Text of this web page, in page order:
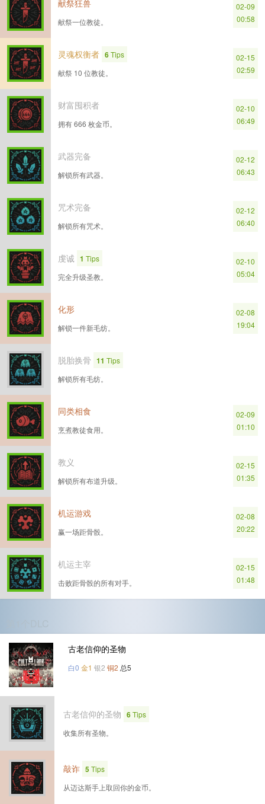
献祭狂兽
献祭一位教徒。
02-09
00:58
灵魂权衡者 6Tips
献祭 10 位教徒。
02-15
02:59
财富囤积者
拥有 666 枚金币。
02-10
06:49
武器完备
解锁所有武器。
02-12
06:43
咒术完备
解锁所有咒术。
02-12
06:40
虔诚 1 Tips
完全升级圣教。
02-10
05:04
化形
解锁一件新毛纺。
02-08
19:04
脱胎换骨 11 Tips
解锁所有毛纺。
同类相食
烹煮教徒食用。
02-09
01:10
教义
解锁所有布道升级。
02-15
01:35
机运游戏
赢一场距骨骰。
02-08
20:22
机运主宰
击败距骨骰的所有对手。
02-15
01:48
古老信仰的圣物
白0 金1 银2 铜2 总5
古老信仰的圣物 6Tips
收集所有圣物。
敲诈 5Tips
从迈达斯手上取回你的金币。